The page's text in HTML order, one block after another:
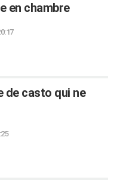
en chambre
de casto qui ne